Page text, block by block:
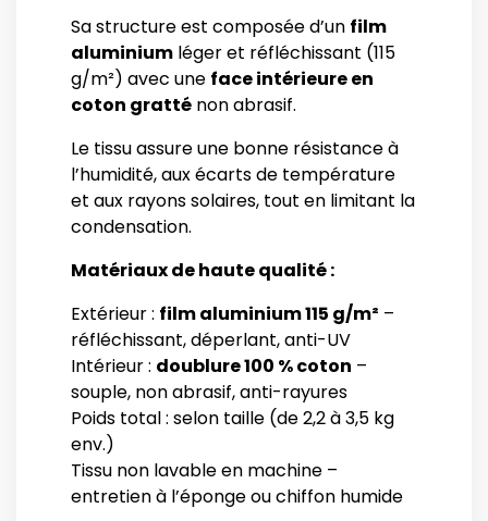
Sa structure est composée d’un film
aluminium léger et réfléchissant (115
g/m²) avec une face intérieure en
coton gratté non abrasif.
Le tissu assure une bonne résistance à
l’humidité, aux écarts de température
et aux rayons solaires, tout en limitant la
condensation.
Matériaux de haute qualité :
Extérieur : film aluminium 115 g/m² –
réfléchissant, déperlant, anti-UV
Intérieur : doublure 100 % coton –
souple, non abrasif, anti-rayures
Poids total : selon taille (de 2,2 à 3,5 kg
env.)
Tissu non lavable en machine –
entretien à l’éponge ou chiffon humide